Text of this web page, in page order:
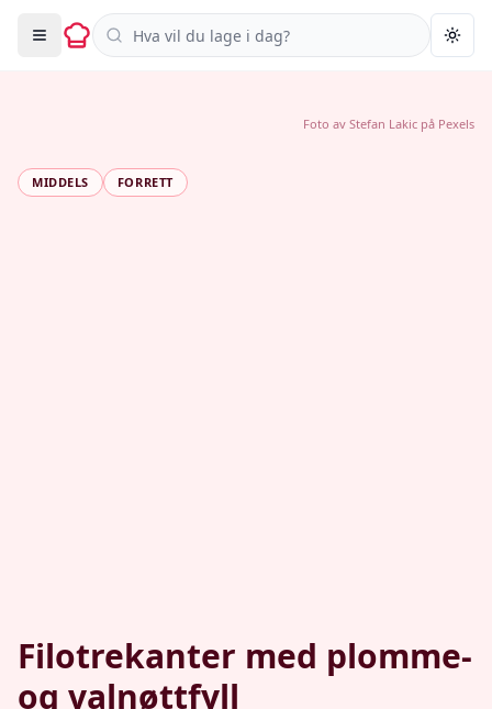
Søk i oppskrifter
MIDDELS FORRETT
Filotrekanter med plomme-
og valnøttfyll
Foto av Stefan Lakic på Pexels